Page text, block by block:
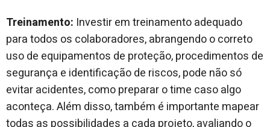
Treinamento: Investir em treinamento adequado
para todos os colaboradores, abrangendo o correto
uso de equipamentos de proteção, procedimentos de
segurança e identificação de riscos, pode não só
evitar acidentes, como preparar o time caso algo
aconteça. Além disso, também é importante mapear
todas as possibilidades a cada projeto, avaliando o